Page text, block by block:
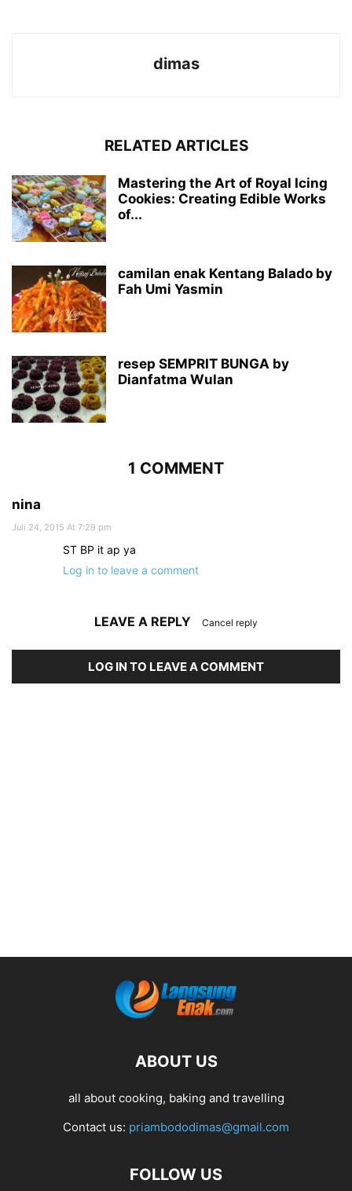
dimas
RELATED ARTICLES
Mastering the Art of Royal Icing
Cookies: Creating Edible Works
of...
camilan enak Kentang Balado by
Fah Umi Yasmin
resep SEMPRIT BUNGA by
Dianfatma Wulan
1 COMMENT
nina
Juli 24, 2015 At 7:29 pm
ST BP it ap ya
Log in to leave a comment
LEAVE A REPLY Cancel reply
LOG IN TO LEAVE A COMMENT
ABOUT US
all about cooking, baking and travelling
Contact us: priambododimas@gmail.com
FOLLOW US